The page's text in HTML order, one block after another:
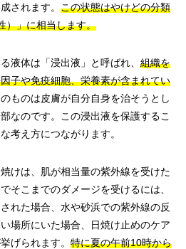
されます。 この状態はやけどの分類
）」に相当します。
液体は「浸出液」と呼ばれ、 組織を
子や免疫細胞、栄養素が含まれてい
ものは皮膚が自分自身を治そうとし
なのです。この浸出液を保護するこ
考え方につながります。
けは、肌が相当量の紫外線を受けた
そこまでのダメージを受けるには、
れた場合、水や砂浜での紫外線の反
場所にいた場合、日焼け止めのケア
げられます。 特に夏の午前10時から